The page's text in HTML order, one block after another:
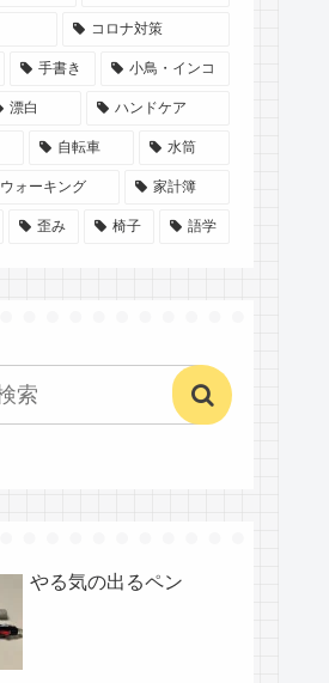
コロナ対策
手書き 小鳥・インコ
漂白 ハンドケア
自転車 水筒
ウォーキング 家計簿
歪み 椅子 語学
やる気の出るペン